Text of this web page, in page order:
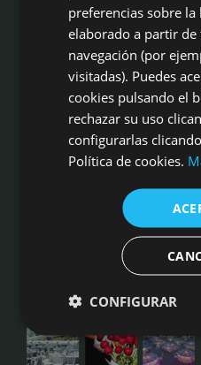
Campo Aníbal es mucho más que
cualquier tipo de celebración. Es
cocina, aperitivos inigualables,
mejores calidades en
Valencia ciudad
Masía Campo Aníbal
Camino de Liria s/n, 46540 El Puig
Tel: 961 41 00 16 | 620 832 378
Fax: 961 410 353
OPINIONES DE NUESTROS
CANAL INFORMANTE
SIGUENOS EN INSTAGRAM
preferencias sobre
elaborado a partir de
navegación (por
visitadas). Puedes
cookies pulsando el
rechazar su uso
configurarlas
Política de cookies.
CONFIGURAR